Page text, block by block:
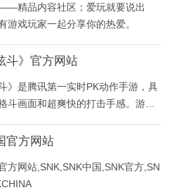
担保形式进行。
精品内容社区；爱玩就要说出
游戏玩家一起分享你的热爱。
斗》官方网站
》是腾讯第一实时PK动作手游，具
斗画面和超爽快的打击手感。游戏
人带来动作游戏巅峰体验。游戏中
动玩法，还可变身成为BOSS、机
。新版本将更新角色觉醒系统，焕
官方网站
方网站,SNK,SNK中国,SNK官方,SN